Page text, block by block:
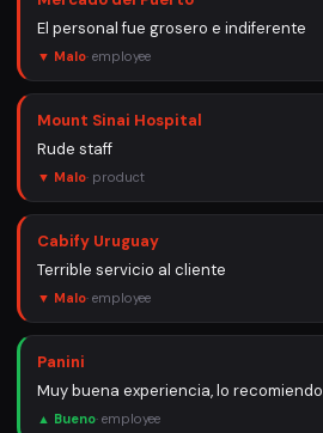
El personal fue grosero e indiferente
▼ Malo· employee
Mount Sinai Hospital
Rude staff
▼ Malo· product
Cabify Uruguay
Terrible servicio al cliente
▼ Malo· employee
Panini
Muy buena experiencia, lo recomiendo
▲ Bueno· employee